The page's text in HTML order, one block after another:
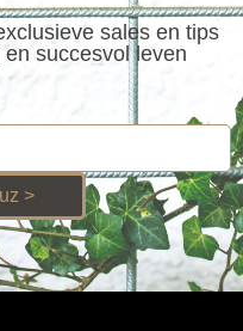
sales en tips
succesvol leven
>